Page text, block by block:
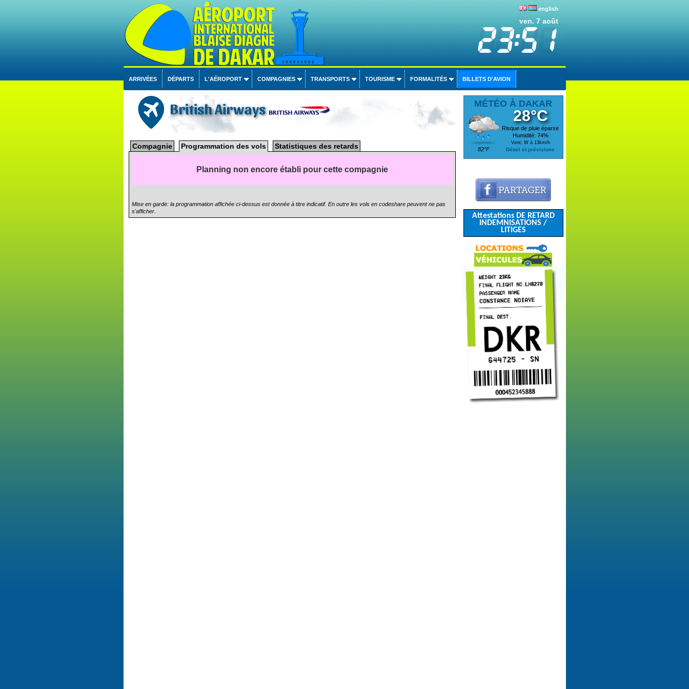
english
ven. 7 août
ARRIVÉES DÉPARTS L'AÉROPORT COMPAGNIES TRANSPORTS TOURISME FORMALITÉS BILLETS D'AVION
British Airways
Compagnie Programmation des vols Statistiques des retards
Planning non encore établi pour cette compagnie
Mise en garde: la programmation affichée ci-dessus est donnée à titre indicatif. En outre les vols en codeshare peuvent ne pas
s'afficher.
MÉTÉO À DAKAR
82°F
28°C
Risque de pluie éparse
Humidité: 74%
Vent: W à 13km/h
Détail et prévisions
Attestations DE RETARD
INDEMNISATIONS /
LITIGES